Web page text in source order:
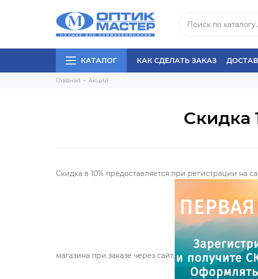
КАТАЛОГ КАК СДЕЛАТЬ ЗАКАЗ
Главная Акции
Скидка
Скидка в 10% предоставляется при регистрации на
магазина при заказе через сайт.